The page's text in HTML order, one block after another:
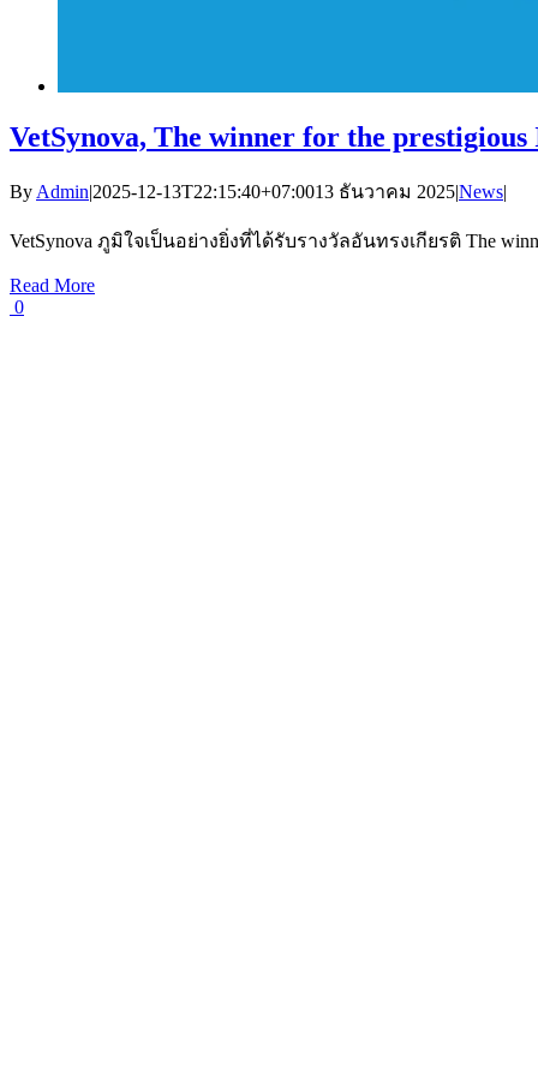
VetSynova, The winner for the
ByAdmin|2025-12-13T22:15:40+07:0013 ธันวาคม 2025|News|
VetSynova ภูมิใจเป็นอย่างยิ่งที่ได้รับรางวัลอันทรงเกียรติ The
Read More
0